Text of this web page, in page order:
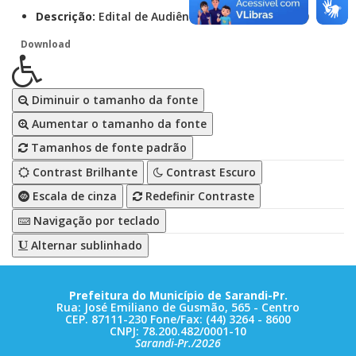
Descrição: Edital de Audiência Pública - LOA 2020
Download
Diminuir o tamanho da fonte
Aumentar o tamanho da fonte
Tamanhos de fonte padrão
Contrast Brilhante
Contrast Escuro
Escala de cinza
Redefinir Contraste
Navigação por teclado
Alternar sublinhado
Prefeitura do Município de Sarandi-Pr.
Rua: José Emiliano de Gusmão, 565 - Centro
CEP. 87111-230 Fone/Fax: (44) 3264 - 8600
CNPJ: 78.200.482/0001-10
Sarandi-Pr./2026